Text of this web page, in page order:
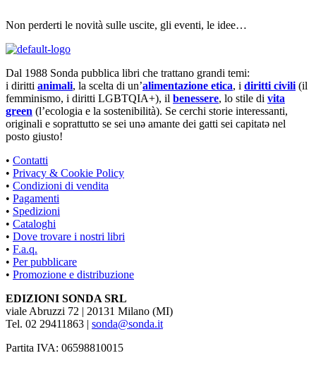
Non perderti le novità sulle uscite, gli eventi, le idee…
Dal 1988 Sonda pubblica libri che trattano grandi temi:
i diritti animali, la scelta di un’alimentazione etica, i diritti civili (il
femminismo, i diritti LGBTQIA+), il benessere, lo stile di vita
green (l’ecologia e la sostenibilità). Se cerchi storie interessanti,
originali e soprattutto se sei unə amante dei gatti sei capitatə nel
posto giusto!
• Contatti
• Privacy & Cookie Policy
• Condizioni di vendita
• Pagamenti
• Spedizioni
• Cataloghi
• Dove trovare i nostri libri
• F.a.q.
• Per pubblicare
• Promozione e distribuzione
EDIZIONI SONDA SRL
viale Abruzzi 72 | 20131 Milano (MI)
Tel. 02 29411863 | sonda@sonda.it
Partita IVA: 06598810015